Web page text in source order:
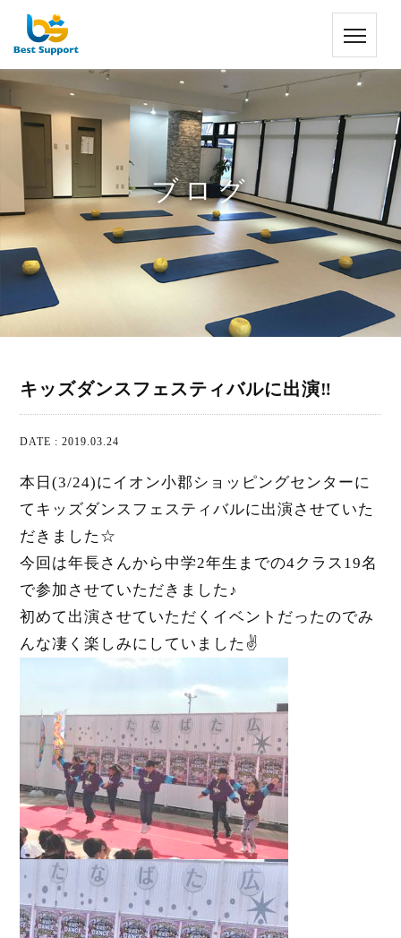
ブログ
キッズダンスフェスティバルに出演‼️
DATE : 2019.03.24
本日(3/24)にイオン小郡ショッピングセンターに
てキッズダンスフェスティバルに出演させていた
だきました☆
今回は年長さんから中学2年生までの4クラス19名
で参加させていただきました♪
初めて出演させていただくイベントだったのでみ
んな凄く楽しみにしていました✌️